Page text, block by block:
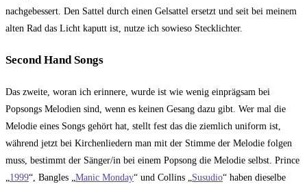
nachgebessert. Den Sattel durch einen Gelsattel ersetzt und seit bei meinem
alten Rad das Licht kaputt ist, nutze ich sowieso Stecklichter.
Second Hand Songs
Das zweite, woran ich erinnere, wurde ist wie wenig einprägsam bei
Popsongs Melodien sind, wenn es keinen Gesang dazu gibt. Wer mal die
Melodie eines Songs gehört hat, stellt fest das die ziemlich uniform ist,
während jetzt bei Kirchenliedern man mit der Stimme der Melodie folgen
muss, bestimmt der Sänger/in bei einem Popsong die Melodie selbst. Prince
„1999“, Bangles „Manic Monday“ und Collins „Susudio“ haben dieselbe